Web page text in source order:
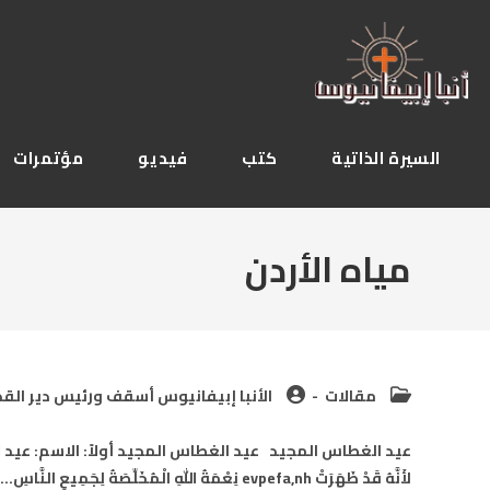
content
السيرة الذاتية كتب فيديو مؤتمرات
مياه الأردن
Post مقالات
Post الأنبا إبيفانيوس أسقف ورئيس دير
عيد الغطاس المجيد عيد الغطاس المجيد أولاً: الاسم: عيد
لأَنَّهُ قَدْ ظَهَرَتْ evpefa,nh نِعْمَةُ اللهِ الْمُخَلِّصَةُ لِجَمِيعِ النَّاسِ…